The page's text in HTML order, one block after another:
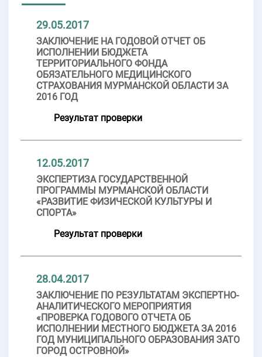
29.05.2017
ЗАКЛЮЧЕНИЕ НА ГОДОВОЙ ОТЧЕТ ОБ
ИСПОЛНЕНИИ БЮДЖЕТА
ТЕРРИТОРИАЛЬНОГО ФОНДА
ОБЯЗАТЕЛЬНОГО МЕДИЦИНСКОГО
СТРАХОВАНИЯ МУРМАНСКОЙ ОБЛАСТИ ЗА
2016 ГОД
Результат проверки
12.05.2017
ЭКСПЕРТИЗА ГОСУДАРСТВЕННОЙ
ПРОГРАММЫ МУРМАНСКОЙ ОБЛАСТИ
«РАЗВИТИЕ ФИЗИЧЕСКОЙ КУЛЬТУРЫ И
СПОРТА»
Результат проверки
28.04.2017
ЗАКЛЮЧЕНИЕ ПО РЕЗУЛЬТАТАМ ЭКСПЕРТНО-
АНАЛИТИЧЕСКОГО МЕРОПРИЯТИЯ
«ПРОВЕРКА ГОДОВОГО ОТЧЕТА ОБ
ИСПОЛНЕНИИ МЕСТНОГО БЮДЖЕТА ЗА 2016
ГОД МУНИЦИПАЛЬНОГО ОБРАЗОВАНИЯ ЗАТО
ГОРОД ОСТРОВНОЙ»